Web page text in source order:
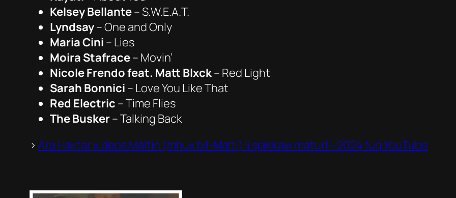
Kelsey Bellante– S.W.E.A.T.
Lyndsay– One and Only
Maria Cini – Lies
Moira Stafrace– Movin’
Nicole Frendo feat. Matt Blxck– Red Light
Sarah Bonnici – Love You Like That
Red Electric – Time Flies
The Busker– Talking Back
> Ara l-aktar videos Maltin (mhux bil-Malti) li spikkaw maturl l-2024 fuq YouTube